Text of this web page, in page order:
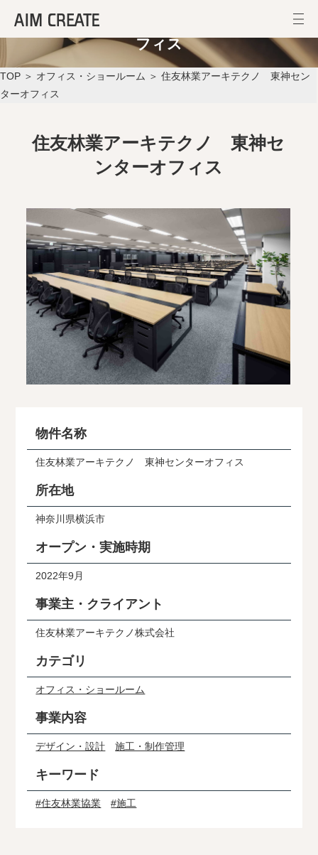
住友林業アーキテクノ 東神センターオ
フィス
TOP ＞ オフィス・ショールーム ＞ 住友林業アーキテクノ 東神セン
ターオフィス
住友林業アーキテクノ 東神セ
ンターオフィス
物件名称
住友林業アーキテクノ 東神センターオフィス
所在地
神奈川県横浜市
オープン・実施時期
2022年9月
事業主・クライアント
住友林業アーキテクノ株式会社
カテゴリ
オフィス・ショールーム
事業内容
デザイン・設計 施工・制作管理
キーワード
#住友林業協業 #施工